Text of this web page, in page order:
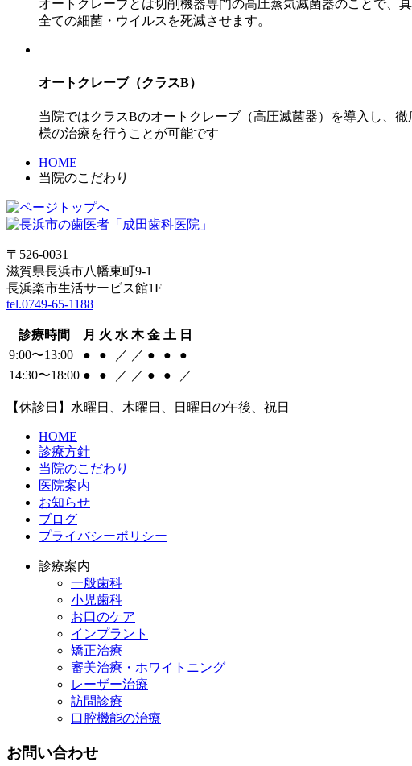
オートクレーブとは切削機器専門の高圧蒸気滅菌器のことで、
全ての細菌・ウイルスを死滅させます。
オートクレーブ（クラスB）
当院ではクラスBのオートクレーブ（高圧滅菌器）を導入し、
様の治療を行うことが可能です
HOME
当院のこだわり
〒526-0031
滋賀県長浜市八幡東町9-1
長浜楽市生活サービス館1F
tel.0749-65-1188
診療時間 月 火 水 木 金 土 日
9:00〜13:00
● ● ／ ／ ● ●
●
14:30〜18:00 ● ● ／ ／ ● ● ／
【休診日】水曜日、木曜日、日曜日の午後、祝日
HOME
診療方針
当院のこだわり
医院案内
お知らせ
ブログ
プライバシーポリシー
診療案内
一般歯科
小児歯科
お口のケア
インプラント
矯正治療
審美治療・ホワイトニング
レーザー治療
訪問診療
口腔機能の治療
お問い合わせ